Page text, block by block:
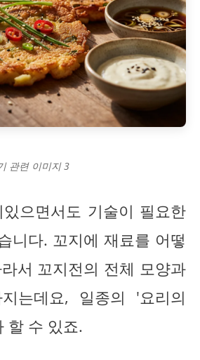
관련 이미지 3
으면서도 기술이 필요한
니다. 꼬지에 재료를 어떻
서 꼬지전의 전체 모양과
는데요, 일종의 '요리의
할 수 있죠.